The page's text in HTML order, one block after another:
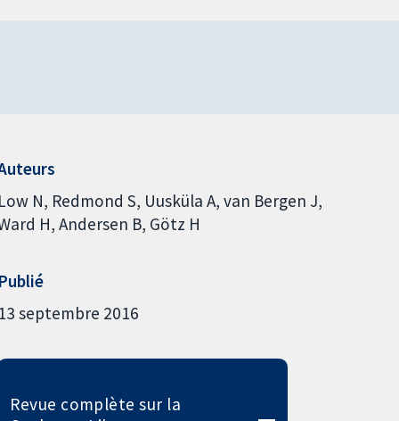
Low N Redmond S Uusküla A van Bergen J
H Andersen B Götz H
Publié
13 septembre 2016
Revue complète sur la